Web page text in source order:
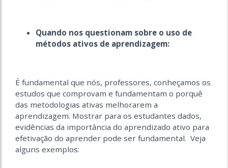
Quando nos questionam sobre o uso de
métodos ativos de aprendizagem:
É fundamental que nós, professores, conheçamos os
estudos que comprovam e fundamentam o porquê
das metodologias ativas melhorarem a
aprendizagem. Mostrar para os estudantes dados,
evidências da importância do aprendizado ativo para
efetivação do aprender pode ser fundamental. Veja
alguns exemplos: